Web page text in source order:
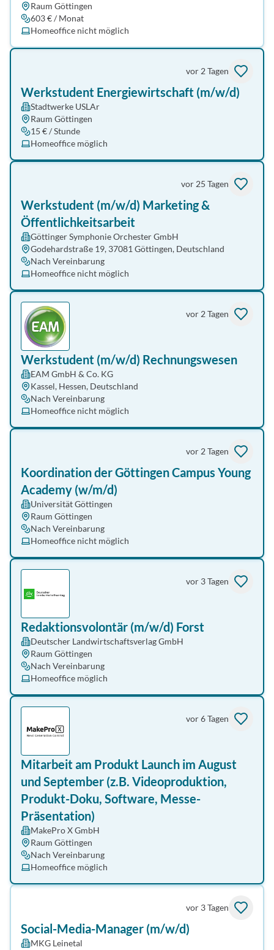
Raum Göttingen
603 € / Monat
Homeoffice nicht möglich
vor 2 Tagen
Werkstudent Energiewirtschaft (m/w/d)
Stadtwerke USLAr
Raum Göttingen
15 € / Stunde
Homeoffice möglich
vor 25 Tagen
Werkstudent (m/w/d) Marketing &
Öffentlichkeitsarbeit
Göttinger Symphonie Orchester GmbH
Godehardstraße 19, 37081 Göttingen, Deutschland
Nach Vereinbarung
Homeoffice nicht möglich
vor 2 Tagen
Werkstudent (m/w/d) Rechnungswesen
EAM GmbH & Co. KG
Kassel, Hessen, Deutschland
Nach Vereinbarung
Homeoffice nicht möglich
vor 2 Tagen
Koordination der Göttingen Campus Young
Academy (w/m/d)
Universität Göttingen
Raum Göttingen
Nach Vereinbarung
Homeoffice nicht möglich
vor 3 Tagen
Redaktionsvolontär (m/w/d) Forst
Deutscher Landwirtschaftsverlag GmbH
Raum Göttingen
Nach Vereinbarung
Homeoffice möglich
vor 6 Tagen
Mitarbeit am Produkt Launch im August
und September (z.B. Videoproduktion,
Produkt-Doku, Software, Messe-
Präsentation)
MakePro X GmbH
Raum Göttingen
Nach Vereinbarung
Homeoffice möglich
vor 3 Tagen
Social-Media-Manager (m/w/d)
MKG Leinetal